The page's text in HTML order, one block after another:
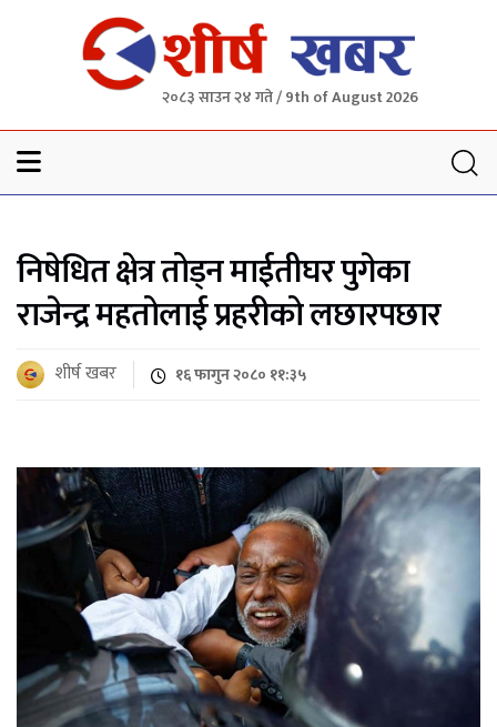
२०८३ साउन २४ गते / 9th of August 2026
निषेधित क्षेत्र तोड्न माईतीघर पुगेका
राजेन्द्र महतोलाई प्रहरीको लछारपछार
शीर्ष खबर १६ फागुन २०८० ११:३५